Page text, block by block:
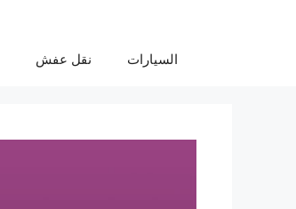
السيارات نقل عفش